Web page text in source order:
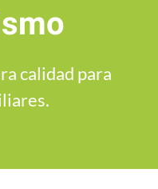
calidad para